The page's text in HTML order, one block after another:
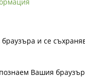
и се
Вашия